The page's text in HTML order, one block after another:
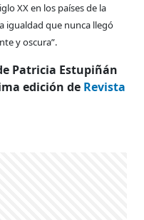
XX en los países de la
igualdad que nunca llegó
y oscura”.
Patricia Estupiñán
edición de Revista